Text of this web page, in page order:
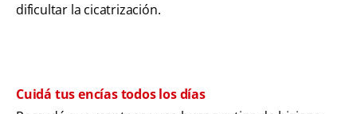
dificultar la cicatrización.
Cuidá tus encías todos los días